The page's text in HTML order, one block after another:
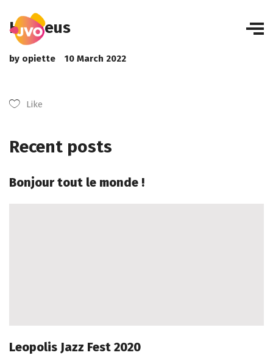
Heraeus
by opiette 10 March 2022
Like
Recent posts
Bonjour tout le monde !
Leopolis Jazz Fest 2020